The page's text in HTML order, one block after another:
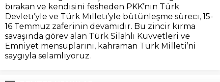
bırakan ve kendisini fesheden PKK’nın Türk
Devleti’yle ve Türk Milleti’yle bütünleşme süreci, 15-
16 Temmuz zaferinin devamıdır. Bu zincir kırma
savaşında görev alan Türk Silahlı Kuvvetleri ve
Emniyet mensuplarını, kahraman Türk Milleti’ni
saygıyla selamlıyoruz.